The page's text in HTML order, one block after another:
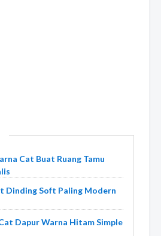
Cat Buat Ruang Tamu
Dinding Soft Paling Modern
Dapur Warna Hitam Simple